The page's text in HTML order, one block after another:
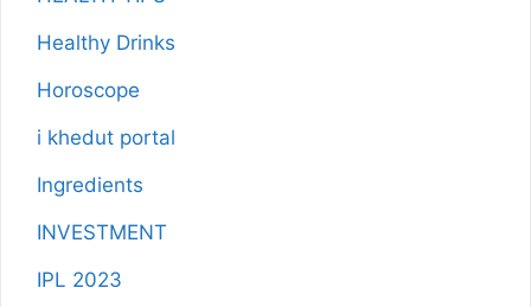
Healthy Drinks
Horoscope
i khedut portal
Ingredients
INVESTMENT
IPL 2023